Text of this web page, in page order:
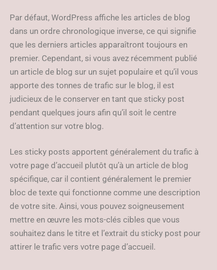
Par défaut, WordPress affiche les articles de blog
dans un ordre chronologique inverse, ce qui signifie
que les derniers articles apparaîtront toujours en
premier. Cependant, si vous avez récemment publié
un article de blog sur un sujet populaire et qu’il vous
apporte des tonnes de trafic sur le blog, il est
judicieux de le conserver en tant que sticky post
pendant quelques jours afin qu’il soit le centre
d’attention sur votre blog.
Les sticky posts apportent généralement du trafic à
votre page d’accueil plutôt qu’à un article de blog
spécifique, car il contient généralement le premier
bloc de texte qui fonctionne comme une description
de votre site. Ainsi, vous pouvez soigneusement
mettre en œuvre les mots-clés cibles que vous
souhaitez dans le titre et l’extrait du sticky post pour
attirer le trafic vers votre page d’accueil.